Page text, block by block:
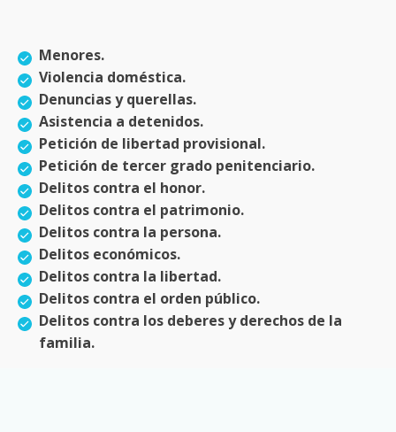
Menores.
Violencia doméstica.
Denuncias y querellas.
Asistencia a detenidos.
Petición de libertad provisional.
Petición de tercer grado penitenciario.
Delitos contra el honor.
Delitos contra el patrimonio.
Delitos contra la persona.
Delitos económicos.
Delitos contra la libertad.
Delitos contra el orden público.
Delitos contra los deberes y derechos de la
familia.